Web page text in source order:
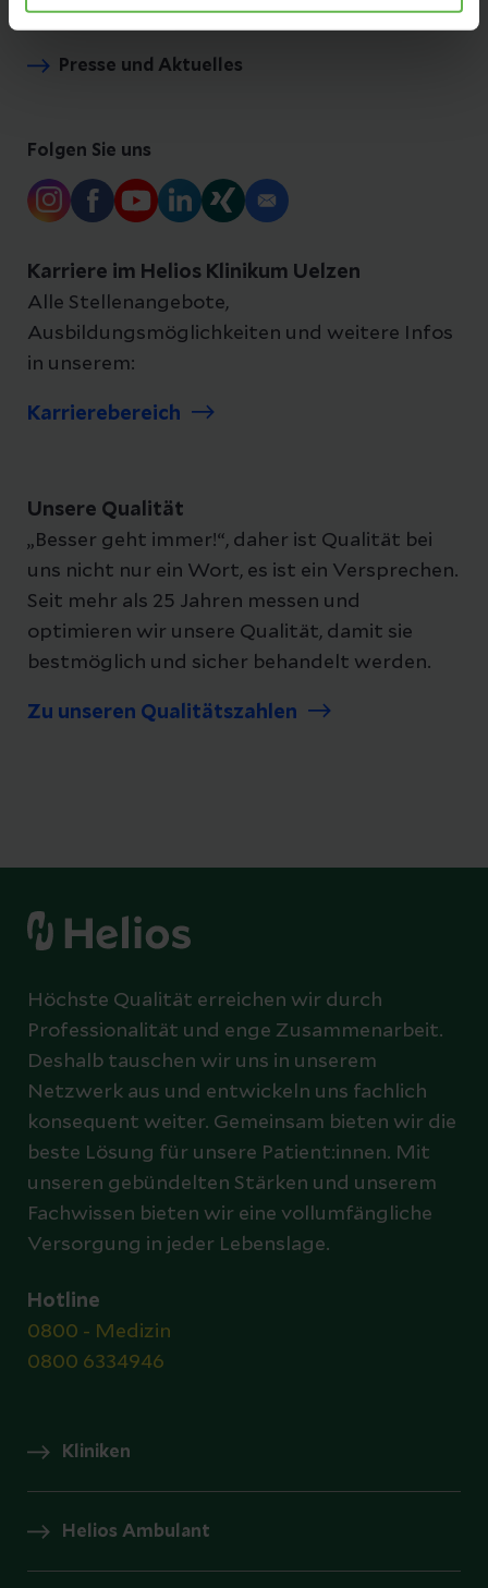
Presse und Aktuelles
Folgen Sie uns
Karriere im Helios Klinikum Uelzen
Alle Stellenangebote,
Ausbildungsmöglichkeiten und weitere Infos
in unserem:
Karrierebereich
Unsere Qualität
„Besser geht immer!“, daher ist Qualität bei
uns nicht nur ein Wort, es ist ein Versprechen.
Seit mehr als 25 Jahren messen und
optimieren wir unsere Qualität, damit sie
bestmöglich und sicher behandelt werden.
Zu unseren Qualitätszahlen
Höchste Qualität erreichen wir durch
Professionalität und enge Zusammenarbeit.
Deshalb tauschen wir uns in unserem
Netzwerk aus und entwickeln uns fachlich
konsequent weiter. Gemeinsam bieten wir die
beste Lösung für unsere Patient:innen. Mit
unseren gebündelten Stärken und unserem
Fachwissen bieten wir eine vollumfängliche
Versorgung in jeder Lebenslage.
Hotline
0800 - Medizin
0800 6334946
Kliniken
Helios Ambulant